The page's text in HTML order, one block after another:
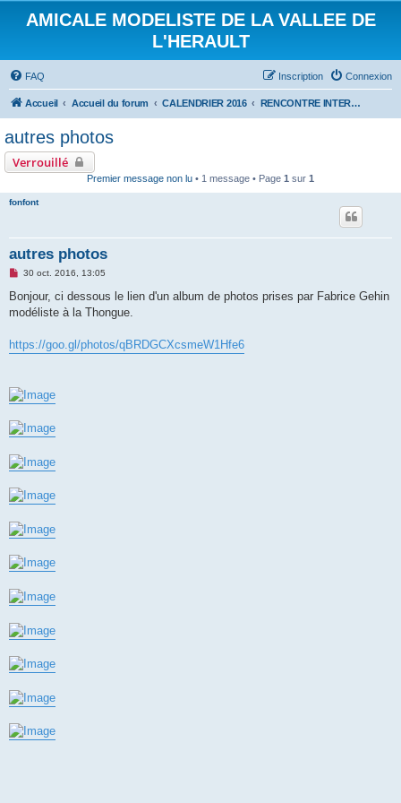
AMICALE MODELISTE DE LA VALLEE DE
L'HERAULT
FAQ Connexion
Inscription
Accueil Accueil du forum CALENDRIER 2016 RENCONTRE INTERNATIONALE HYDRALAGOU DU 1 ET 2 OCTOBRE 2016
autres photos
Verrouillé
Premier message non lu • 1 message • Page 1 sur 1
fonfont
autres photos
M
s
a
n
u
30 oct. 2016, 13:05
Bonjour, ci dessous le lien d'un album de photos prises par Fabrice Gehin
modéliste à la Thongue.
https://goo.gl/photos/qBRDGCXcsmeW1Hfe6